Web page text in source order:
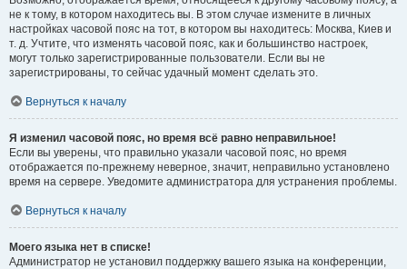
не к тому, в котором находитесь вы. В этом случае измените в личных
настройках часовой пояс на тот, в котором вы находитесь: Москва, Киев и
т. д. Учтите, что изменять часовой пояс, как и большинство настроек,
могут только зарегистрированные пользователи. Если вы не
зарегистрированы, то сейчас удачный момент сделать это.
Вернуться к началу
Я изменил часовой пояс, но время всё равно неправильное!
Если вы уверены, что правильно указали часовой пояс, но время
отображается по-прежнему неверное, значит, неправильно установлено
время на сервере. Уведомите администратора для устранения проблемы.
Вернуться к началу
Моего языка нет в списке!
Администратор не установил поддержку вашего языка на конференции,